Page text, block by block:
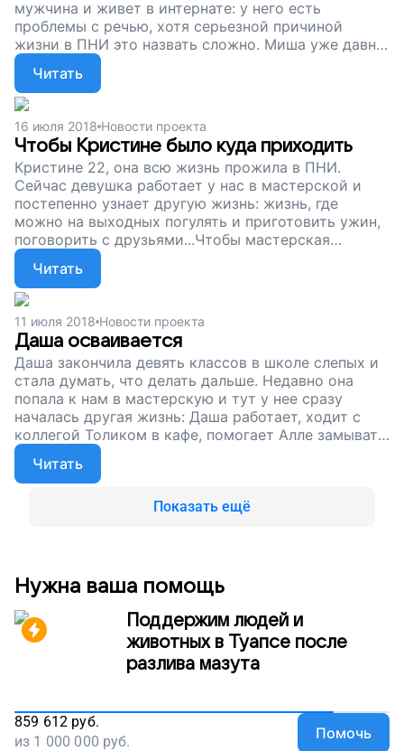
мужчина и живет в интернате: у него есть
проблемы с речью, хотя серьезной причиной
жизни в ПНИ это назвать сложно. Миша уже давно
работает у нас в мастерской, в литейном цехе. Он
очень хочет жить самостоятельно, как все. И
постепенно к этому идет. Чтобы Миша мог
работать в мастерской, получать зарплату и жить
не по распорядку интерната, нам нужна ваша
помощь. Просто поддержите наш проект.
Читать
16 июля 2018 Новости проекта
Чтобы Кристине было куда приходить
Кристине 22, она всю жизнь прожила в ПНИ.
Сейчас девушка работает у нас в мастерской и
постепенно узнает другую жизнь: жизнь, где
можно на выходных погулять и приготовить ужин,
поговорить с друзьями...Чтобы мастерская
продолжала работать и Кристине было, куда
приходить, нам нужны деньги. Сейчас нам нечем
платить за аренду. Помогите людям с тяжелыми
нарушениями здоровья работать, жить и идти
вперед!
Читать
11 июля 2018 Новости проекта
Даша осваивается
Даша закончила девять классов в школе слепых и
стала думать, что делать дальше. Недавно она
попала к нам в мастерскую и тут у нее сразу
началась другая жизнь: Даша работает, ходит с
коллегой Толиком в кафе, помогает Алле замывать
заготовки...Сейчас нашей мастерской нужна
помощь. Помогите Толику, Даше и Алле работать и
знать, что они не лишние. Поддержите наш проект!
Читать
Показать ещё
Нужна ваша помощь
Поддержим людей и
животных в Туапсе после
разлива мазута
859 612 руб.
из 1 000 000 руб. Помочь